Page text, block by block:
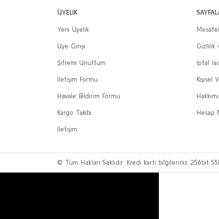
ÜYELİK
Yeni Üyelik
Üye Girişi
Şifremi Unuttum
İletişim Formu
Havale Bildirim Formu
Kargo Takibi
İletişim
Gizlilik
İptal
Kişisel
Hesap
© Tüm Hakları Saklıdır. Kredi kartı bilgileriniz 256bit